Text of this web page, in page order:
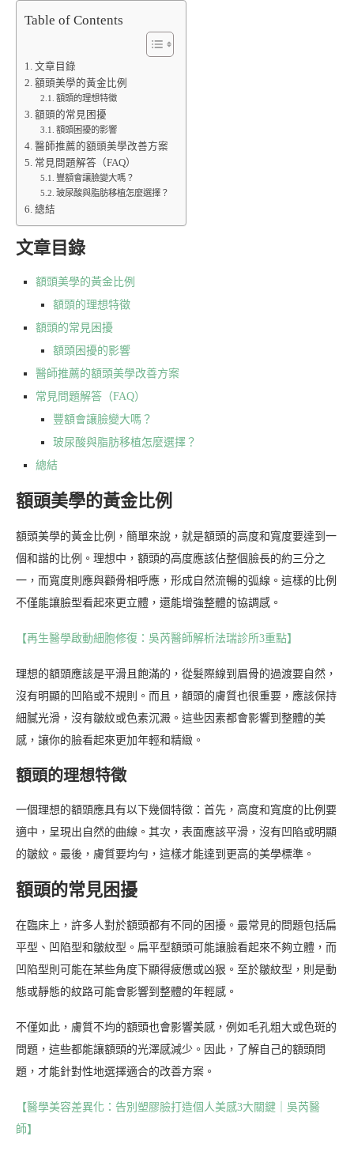
Table of Contents
文章目錄
額頭美學的黃金比例
額頭的理想特徵
額頭的常見困擾
額頭困擾的影響
醫師推薦的額頭美學改善方案
常見問題解答（FAQ）
豐額會讓臉變大嗎？
玻尿酸與脂肪移植怎麼選擇？
總結
文章目錄
額頭美學的黃金比例
額頭的理想特徵
額頭的常見困擾
額頭困擾的影響
醫師推薦的額頭美學改善方案
常見問題解答（FAQ）
豐額會讓臉變大嗎？
玻尿酸與脂肪移植怎麼選擇？
總結
額頭美學的黃金比例
額頭美學的黃金比例，簡單來說，就是額頭的高度和寬度要達到一
個和諧的比例。理想中，額頭的高度應該佔整個臉長的約三分之
一，而寬度則應與顴骨相呼應，形成自然流暢的弧線。這樣的比例
不僅能讓臉型看起來更立體，還能增強整體的協調感。
【再生醫學啟動細胞修復：吳芮醫師解析法瑞診所3重點】
理想的額頭應該是平滑且飽滿的，從髮際線到眉骨的過渡要自然，
沒有明顯的凹陷或不規則。而且，額頭的膚質也很重要，應該保持
細膩光滑，沒有皺紋或色素沉澱。這些因素都會影響到整體的美
感，讓你的臉看起來更加年輕和精緻。
額頭的理想特徵
一個理想的額頭應具有以下幾個特徵：首先，高度和寬度的比例要
適中，呈現出自然的曲線。其次，表面應該平滑，沒有凹陷或明顯
的皺紋。最後，膚質要均勻，這樣才能達到更高的美學標準。
額頭的常見困擾
在臨床上，許多人對於額頭都有不同的困擾。最常見的問題包括扁
平型、凹陷型和皺紋型。扁平型額頭可能讓臉看起來不夠立體，而
凹陷型則可能在某些角度下顯得疲憊或凶狠。至於皺紋型，則是動
態或靜態的紋路可能會影響到整體的年輕感。
不僅如此，膚質不均的額頭也會影響美感，例如毛孔粗大或色斑的
問題，這些都能讓額頭的光澤感減少。因此，了解自己的額頭問
題，才能針對性地選擇適合的改善方案。
【醫學美容差異化：告別塑膠臉打造個人美感3大關鍵｜吳芮醫
師】